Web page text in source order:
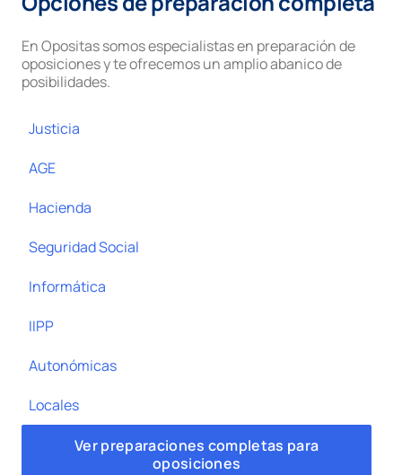
En Opositas somos especialistas en preparación de
oposiciones y te ofrecemos un amplio abanico de
posibilidades.
Justicia
AGE
Hacienda
Seguridad Social
Informática
IIPP
Autonómicas
Locales
Ver preparaciones completas para
oposiciones